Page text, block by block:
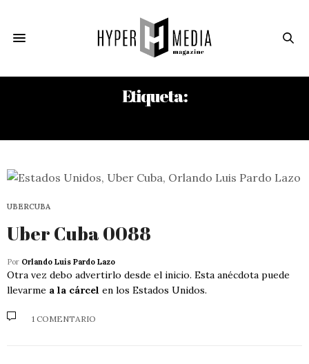
Etiqueta:
UBERCUBA
Uber Cuba 0088
Por Orlando Luis Pardo Lazo
Otra vez debo advertirlo desde el inicio. Esta anécdota puede
llevarme a la cárcel en los Estados Unidos.
1 COMENTARIO